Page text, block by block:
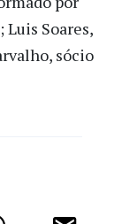
Luis Soares,
sócio